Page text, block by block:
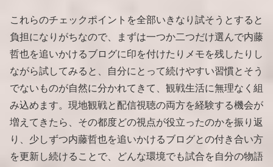
これらのチェックポイントを全部いきなり試そうとすると
負担になりがちなので、まずは一つか二つだけ選んで内藤
哲也を追いかけるブログに印を付けたりメモを残したりし
ながら試してみると、自分にとって続けやすい習慣とそう
でないものが自然に分かれてきて、観戦生活に無理なく組
み込めます。現地観戦と配信視聴の両方を経験する機会が
増えてきたら、その都度どの視点が役立ったのかを振り返
り、少しずつ内藤哲也を追いかけるブログとの付き合い方
を更新し続けることで、どんな環境でも試合を自分の物語